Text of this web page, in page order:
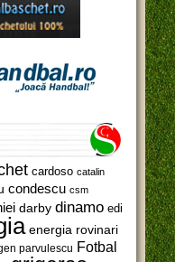
cardoso catalin
condescu csm
darby dinamo edi
energia rovinari
parvulescu Fotbal